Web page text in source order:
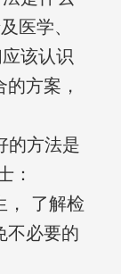
医学、
该认识
方案，
的方法是
：
， 了解检
不必要的